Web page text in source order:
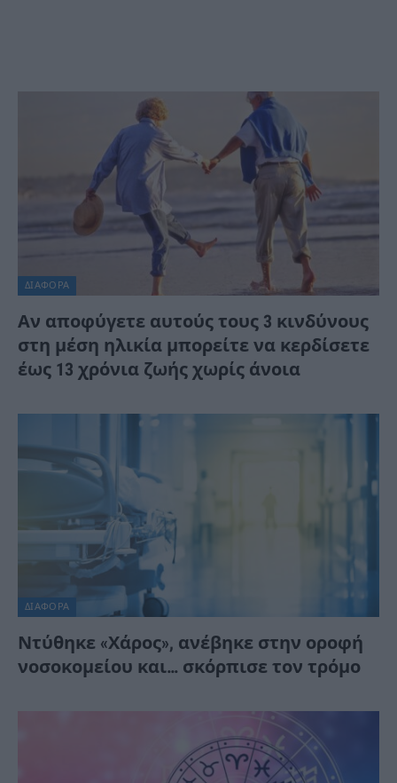
ΔΙΆΦΟΡΑ
Αν αποφύγετε αυτούς τους 3 κινδύνους
στη μέση ηλικία μπορείτε να κερδίσετε
έως 13 χρόνια ζωής χωρίς άνοια
ΔΙΆΦΟΡΑ
Ντύθηκε «Χάρος», ανέβηκε στην οροφή
νοσοκομείου και… σκόρπισε τον τρόμο